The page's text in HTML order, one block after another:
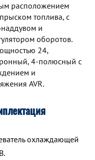
расположением
топлива, с
и
оборотов.
24,
4-полюсный с
и
AVR.
охлаждающей